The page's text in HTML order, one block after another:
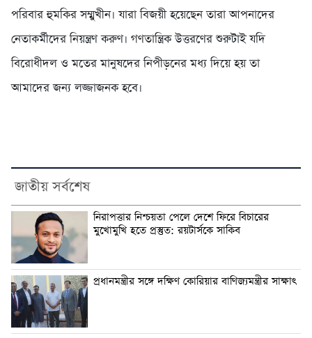
পরিবার হুমকির সম্মুখীন। যারা বিজয়ী হয়েছেন তারা আপনাদের
নেতাকর্মীদের নিয়ন্ত্রণ করুণ। গণতান্ত্রিক উত্তরণের শুরুটাই যদি
বিরোধীদল ও মতের মানুষদের নিপীড়নের মধ্য দিয়ে হয় তা
আমাদের জন্য লজ্জাজনক হবে।
জাতীয় সর্বশেষ
নিরাপত্তার নিশ্চয়তা পেলে দেশে ফিরে বিচারের
মুখোমুখি হতে প্রস্তুত: রয়টার্সকে সাকিব
প্রধানমন্ত্রীর সঙ্গে দক্ষিণ কোরিয়ার বাণিজ্যমন্ত্রীর সাক্ষাৎ